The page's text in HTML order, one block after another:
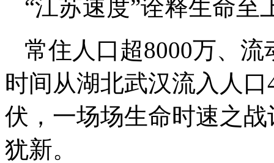
“江苏速度”诠释生命至
常住人口超8000万、
时间从湖北武汉流入人
伏，一场场生命时速之
犹新。